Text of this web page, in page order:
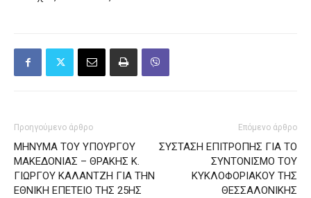
Προηγούμενο άρθρο
ΜΗΝΥΜΑ ΤΟΥ ΥΠΟΥΡΓΟΥ
ΜΑΚΕΔΟΝΙΑΣ – ΘΡΑΚΗΣ Κ.
ΓΙΩΡΓΟΥ ΚΑΛΑΝΤΖΗ ΓΙΑ ΤΗΝ
ΕΘΝΙΚΗ ΕΠΕΤΕΙΟ ΤΗΣ 25ΗΣ
Επόμενο άρθρο
ΣΥΣΤΑΣΗ ΕΠΙΤΡΟΠΗΣ ΓΙΑ ΤΟ
ΣΥΝΤΟΝΙΣΜΟ ΤΟΥ
ΚΥΚΛΟΦΟΡΙΑΚΟΥ ΤΗΣ
ΘΕΣΣΑΛΟΝΙΚΗΣ